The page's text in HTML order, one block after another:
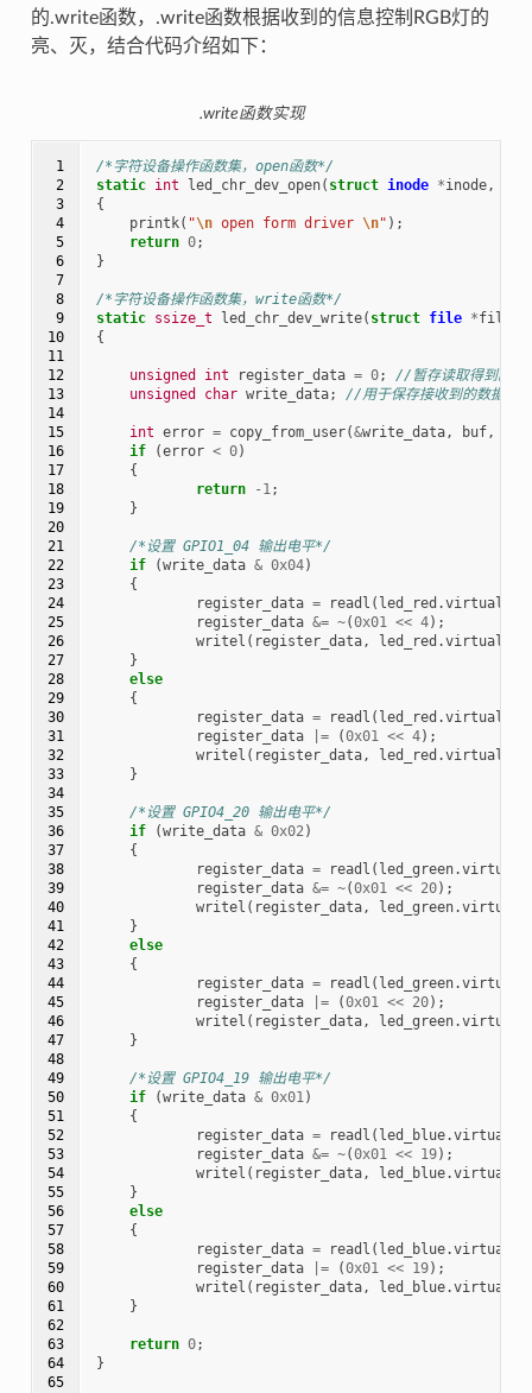
的.write函数，.write函数根据收到的信息控制RGB灯的
亮、灭，结合代码介绍如下：
.write函数实现
1
2
3
4
5
6
7
8
9
10
11
12
13
14
15
16
17
18
19
20
21
22
23
24
25
26
27
28
29
30
31
32
33
34
35
36
37
38
39
40
41
42
43
44
45
46
47
48
49
50
51
52
53
54
55
56
57
58
59
60
61
62
63
64
65
/*字符设备操作函数集，open函数*/
static int led_chr_dev_open( struct inode *inode,
{
printk( "\n open form driver \n" );
return 0;
}
/*字符设备操作函数集，write函数*/
static ssize_t led_chr_dev_write( struct file *filp
{
unsigned int register_data = 0;
//暂存读取得到的寄
unsigned
char write_data; //用于保存接收到的数据
int error = copy_from_user(&write_data, buf,
if
(error < 0)
{
return
-1;
}
/*设置 GPIO1_04 输出电平*/
if
(write_data & 0x04)
{
register_data = readl ( led_red .virtual_DR
register_data &= ~(0x01 << 4);
writel ( register_data, led_red .virtual_DR
}
else
{
register_data = readl ( led_red .virtual_DR
register_data
|= (0x01 << 4);
writel ( register_data, led_red .virtual_DR
}
/*设置 GPIO4_20 输出电平*/
if
(write_data & 0x02)
{
register_data = readl ( led_green.
register_data &= ~(0x01 << 20);
writel ( register_data, led_green.
}
else
{
register_data = readl ( led_green.
register_data
|= (0x01 << 20);
writel ( register_data, led_green.
}
/*设置 GPIO4_19 输出电平*/
if
(write_data & 0x01)
{
register_data = readl ( led_blue.
register_data &= ~(0x01 << 19);
writel ( register_data, led_blue.
}
else
{
register_data = readl ( led_blue.
register_data
|= (0x01 << 19);
writel ( register_data, led_blue.
}
return 0;
}